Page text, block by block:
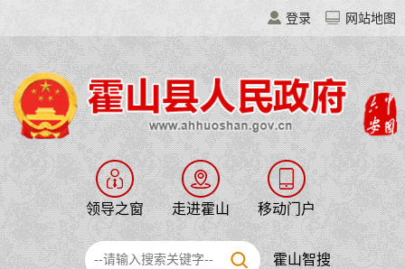
登录 网站地图
领导之窗 走进霍山 移动门户
霍山智搜